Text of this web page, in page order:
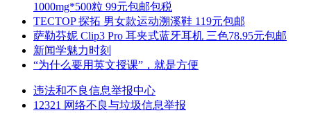
1000mg*500粒 99元包邮包税
TECTOP 探拓 男女款运动溯溪鞋 119元包邮
萨勒芬妮 Clip3 Pro 耳夹式蓝牙耳机 三色78.95元包邮
新闻学魅力时刻
“为什么要用英文授课”，就是方便
违法和不良信息举报中心
12321 网络不良与垃圾信息举报